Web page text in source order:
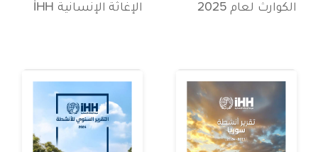
الكوارث لعام 2025
الإغاثة الإنسانية İHH